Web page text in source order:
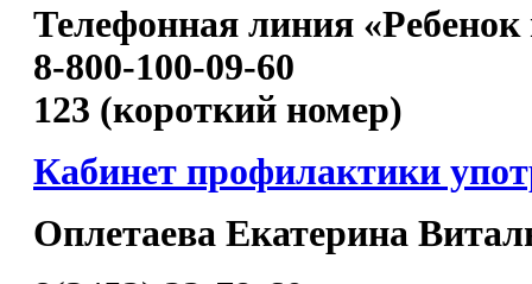
Телефонная линия «Ребенок
8-800-100-09-60
123 (короткий номер)
Кабинет профилактики
Оплетаева Екатерина